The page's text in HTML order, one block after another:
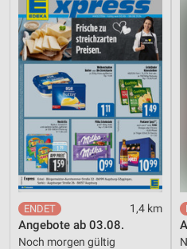
1,4 km
Angebote ab 03.08.
Noch morgen gültig